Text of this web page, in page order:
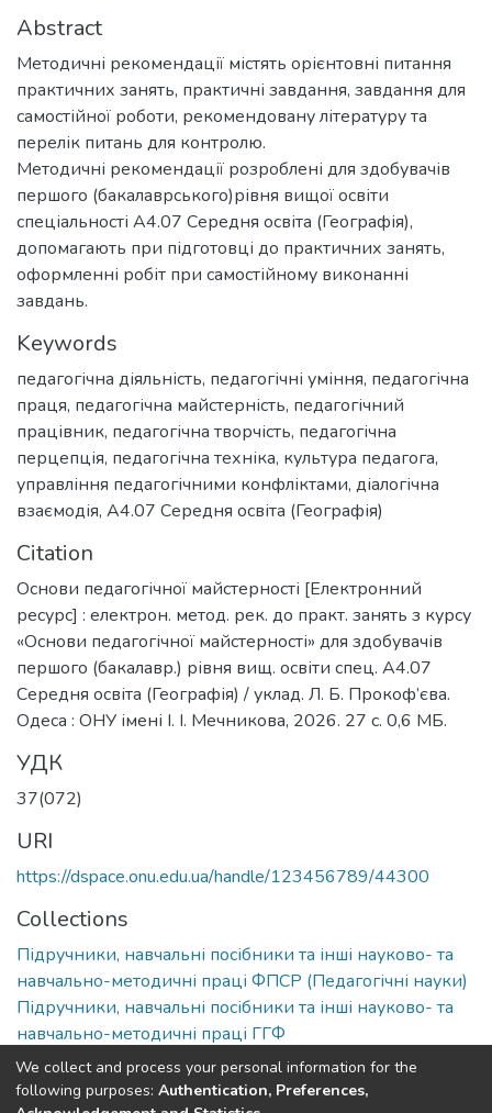
Abstract
Методичні рекомендації містять орієнтовні питання
практичних занять, практичні завдання, завдання для
самостійної роботи, рекомендовану літературу та
перелік питань для контролю.
Методичні рекомендації розроблені для здобувачів
першого (бакалаврського)рівня вищої освіти
спеціальності А4.07 Середня освіта (Географія),
допомагають при підготовці до практичних занять,
оформленні робіт при самостійному виконанні
завдань.
Keywords
педагогічна діяльність, педагогічні уміння, педагогічна
праця, педагогічна майстерність, педагогічний
працівник, педагогічна творчість, педагогічна
перцепція, педагогічна техніка, культура педагога,
управління педагогічними конфліктами, діалогічна
взаємодія, А4.07 Середня освіта (Географія)
Citation
Основи педагогічної майстерності [Електронний
ресурс] : електрон. метод. рек. до практ. занять з курсу
«Основи педагогічної майстерності» для здобувачів
першого (бакалавр.) рівня вищ. освіти спец. А4.07
Середня освіта (Географія) / уклад. Л. Б. Прокоф’єва.
Одеса : ОНУ імені І. І. Мечникова, 2026. 27 с. 0,6 МБ.
УДК
37(072)
URI
https://dspace.onu.edu.ua/handle/123456789/44300
Collections
Підручники, навчальні посібники та інші науково- та
навчально-методичні праці ФПСР (Педагогічні науки)
Підручники, навчальні посібники та інші науково- та
навчально-методичні праці ГГФ
Full item page
We collect and process your personal information for the
following purposes: Authentication, Preferences,